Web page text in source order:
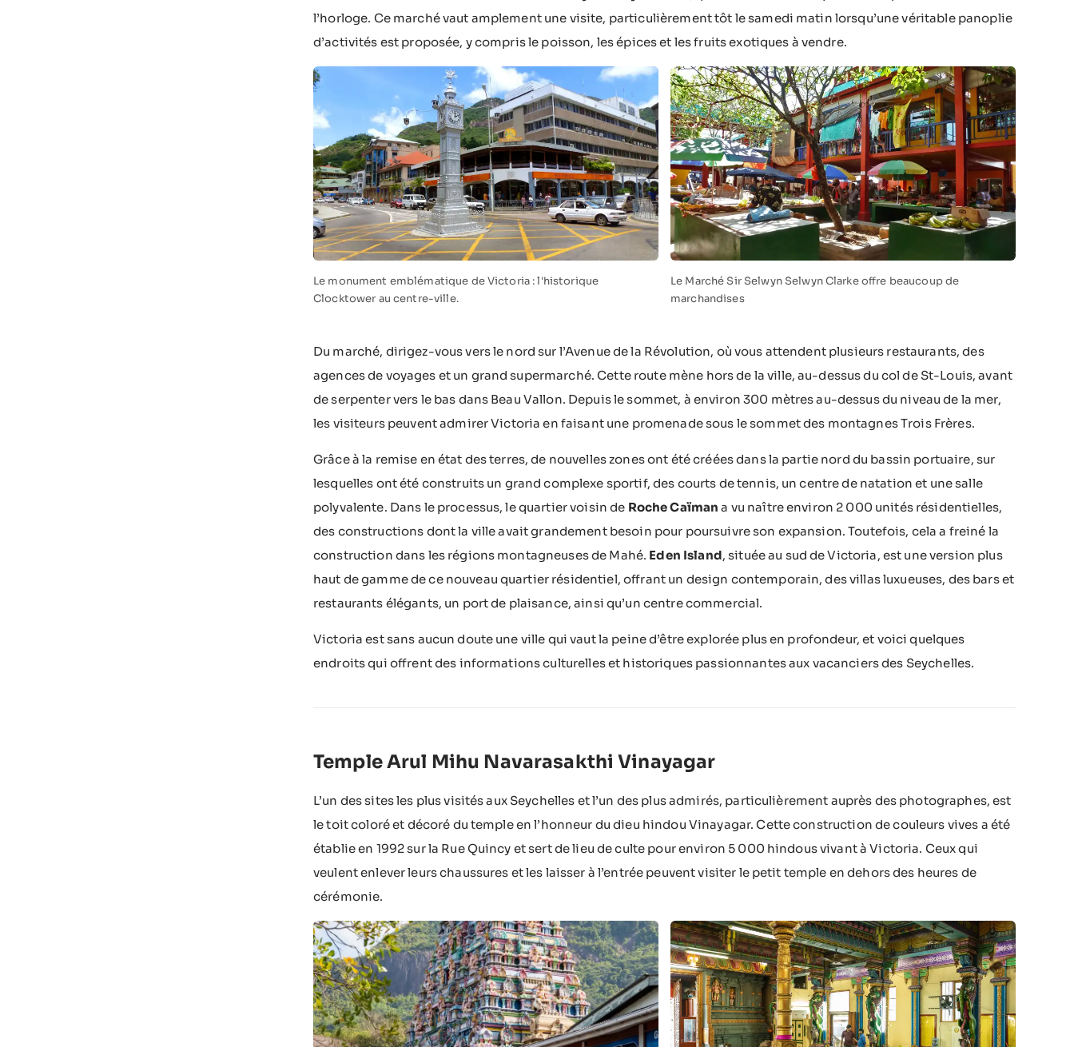
l’horloge. Ce marché vaut amplement une visite, particulièrement tôt le samedi matin lorsqu’une véritable panoplie
d’activités est proposée, y compris le poisson, les épices et les fruits exotiques à vendre.
Le monument emblématique de Victoria : l'historique
Clocktower au centre-ville.
Le Marché Sir Selwyn Selwyn Clarke offre beaucoup de
marchandises
Du marché, dirigez-vous vers le nord sur l’Avenue de la Révolution, où vous attendent plusieurs restaurants, des
agences de voyages et un grand supermarché. Cette route mène hors de la ville, au-dessus du col de St-Louis, avant
de serpenter vers le bas dans Beau Vallon. Depuis le sommet, à environ 300 mètres au-dessus du niveau de la mer,
les visiteurs peuvent admirer Victoria en faisant une promenade sous le sommet des montagnes Trois Frères.
Grâce à la remise en état des terres, de nouvelles zones ont été créées dans la partie nord du bassin portuaire, sur
lesquelles ont été construits un grand complexe sportif, des courts de tennis, un centre de natation et une salle
polyvalente. Dans le processus, le quartier voisin de Roche Caïman a vu naître environ 2 000 unités résidentielles,
des constructions dont la ville avait grandement besoin pour poursuivre son expansion. Toutefois, cela a freiné la
construction dans les régions montagneuses de Mahé. Eden Island, située au sud de Victoria, est une version plus
haut de gamme de ce nouveau quartier résidentiel, offrant un design contemporain, des villas luxueuses, des bars et
restaurants élégants, un port de plaisance, ainsi qu’un centre commercial.
Victoria est sans aucun doute une ville qui vaut la peine d’être explorée plus en profondeur, et voici quelques
endroits qui offrent des informations culturelles et historiques passionnantes aux vacanciers des Seychelles.
Temple Arul Mihu Navarasakthi Vinayagar
L’un des sites les plus visités aux Seychelles et l’un des plus admirés, particulièrement auprès des photographes, est
le toit coloré et décoré du temple en l’honneur du dieu hindou Vinayagar. Cette construction de couleurs vives a été
établie en 1992 sur la Rue Quincy et sert de lieu de culte pour environ 5 000 hindous vivant à Victoria. Ceux qui
veulent enlever leurs chaussures et les laisser à l’entrée peuvent visiter le petit temple en dehors des heures de
cérémonie.